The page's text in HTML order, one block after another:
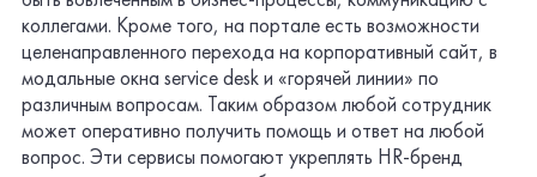
коллегами. Кроме того, на портале есть возможности
целенаправленного перехода на корпоративный сайт, в
модальные окна service desk и «горячей линии» по
различным вопросам. Таким образом любой сотрудник
может оперативно получить помощь и ответ на любой
вопрос. Эти сервисы помогают укреплять HR-бренд